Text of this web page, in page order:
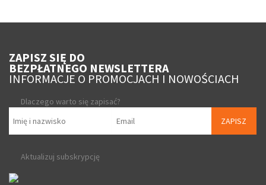
ZAPISZ SIĘ DO
BEZPŁATNEGO NEWSLETTERA
INFORMACJE O PROMOCJACH I NOWOŚCIACH
Dlaczego warto się zapisać?
ZAPISZ
Aktualizuj subskrypcję